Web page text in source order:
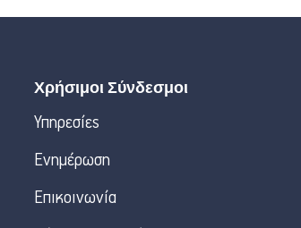
Χρήσιμοι Σύνδεσμοι
Υπηρεσίες
Ενημέρωση
Επικοινωνία